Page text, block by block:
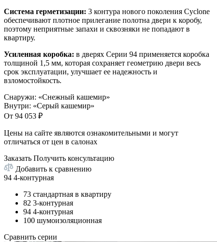
Система герметизации: 3 контура нового поколения Cyclone
обеспечивают плотное прилегание полотна двери к коробу,
поэтому неприятные запахи и сквозняки не попадают в
квартиру.
Усиленная коробка: в дверях Серии 94 применяется коробка
толщиной 1,5 мм, которая сохраняет геометрию двери весь
срок эксплуатации, улучшает ее надежность и
взломостойкость.
Снаружи: «Снежный кашемир»
Внутри: «Серый кашемир»
От 94 053 ₽
Цены на сайте являются ознакомительными и могут
отличаться от цен в салонах
Заказать Получить консультацию
Добавить к сравнению
94 4-контурная
73 стандартная в квартиру
82 3-контурная
94 4-контурная
100 шумоизоляционная
Сравнить серии